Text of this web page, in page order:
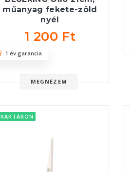
műanyag fekete-zöld
nyél
1 200 Ft
MEGNÉZEM
1 év garancia
RAKTÁRON